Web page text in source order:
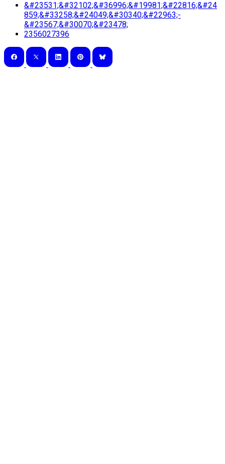
&#23531;&#32102;&#36996;&#19981;&#22816;&#24
859;&#33258;&#24049;&#30340;&#22963;-
&#23567;&#30070;&#23478;
2356027396